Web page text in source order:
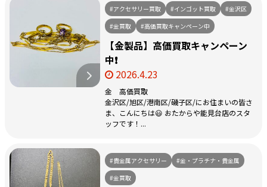
#アクセサリー買取 #インゴット買取
#金沢区
#金買取
#高価買取キャンペーン中
【金製品】高価買取キャンペーン
中❗️
2026.4.23
金 高価買取
金沢区/旭区/港南区/磯子区/にお住まいの皆さ
ま、こんにちは😃 おたからや能見台店のスタ
ッフです！...
#貴金属アクセサリー
#金・プラチナ・貴金属
#金買取